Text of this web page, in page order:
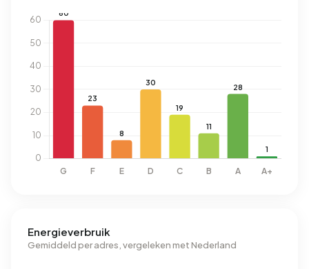
Energieverbruik
Gemiddeld per adres, vergeleken met Nederland